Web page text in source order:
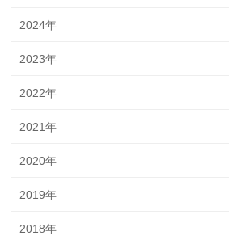
2024年
2023年
2022年
2021年
2020年
2019年
2018年